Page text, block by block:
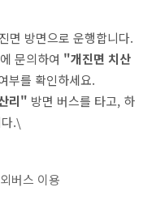
면 방면으로 운행합니다.
문의하여 "개진면 치산
부를 확인하세요.
리" 방면 버스를 타고, 하
.\
버스 이용